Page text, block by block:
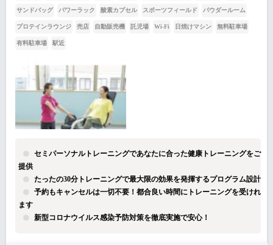
サンドバッグ パワーラック 酸素カプセル スポーツフィールド パウダールーム
プロテインラウンジ 売店 自動販売機 託児場 Wi-Fi 日焼けマシン 無料駐車場
有料駐車場 駅近
セミパーソナルトレーニングであなたに合った健康トレーニングをご
提供
たったの30分トレーニングで最大限の効果を発揮するプログラム設計
予約もキャンセルは一切不要！都合良い時間にトレーニングを受けれ
ます
新型コロナウイルス感染予防対策を徹底実施で安心！